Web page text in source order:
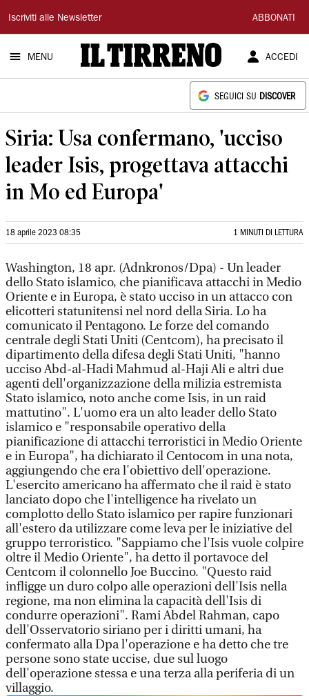
Il
Tirreno
Iscriviti alle Newsletter ABBONATI
MENU ACCEDI
SEGUICI SU DISCOVER
Siria: Usa confermano, 'ucciso
leader Isis, progettava attacchi
in Mo ed Europa'
18 aprile 2023 08:35 1 MINUTI DI LETTURA
Washington, 18 apr. (Adnkronos/Dpa) - Un leader
dello Stato islamico, che pianificava attacchi in Medio
Oriente e in Europa, è stato ucciso in un attacco con
elicotteri statunitensi nel nord della Siria. Lo ha
comunicato il Pentagono. Le forze del comando
centrale degli Stati Uniti (Centcom), ha precisato il
dipartimento della difesa degli Stati Uniti, "hanno
ucciso Abd-al-Hadi Mahmud al-Haji Ali e altri due
agenti dell'organizzazione della milizia estremista
Stato islamico, noto anche come Isis, in un raid
mattutino". L'uomo era un alto leader dello Stato
islamico e "responsabile operativo della
pianificazione di attacchi terroristici in Medio Oriente
e in Europa", ha dichiarato il Centocom in una nota,
aggiungendo che era l'obiettivo dell'operazione.
L'esercito americano ha affermato che il raid è stato
lanciato dopo che l'intelligence ha rivelato un
complotto dello Stato islamico per rapire funzionari
all'estero da utilizzare come leva per le iniziative del
gruppo terroristico. "Sappiamo che l'Isis vuole colpire
oltre il Medio Oriente", ha detto il portavoce del
Centcom il colonnello Joe Buccino. "Questo raid
infligge un duro colpo alle operazioni dell'Isis nella
regione, ma non elimina la capacità dell'Isis di
condurre operazioni". Rami Abdel Rahman, capo
dell'Osservatorio siriano per i diritti umani, ha
confermato alla Dpa l'operazione e ha detto che tre
persone sono state uccise, due sul luogo
dell'operazione stessa e una terza alla periferia di un
villaggio.